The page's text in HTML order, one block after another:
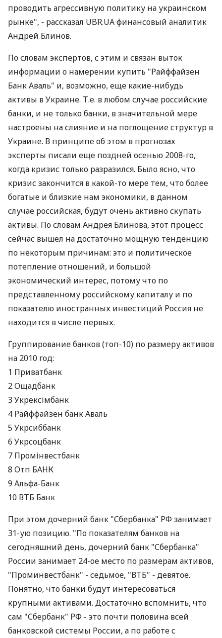
проводить агрессивную политику на украинском
рынке", - рассказал UBR.UA финансовый аналитик
Андрей Блинов.
По словам экспертов, с этим и связан выток
информации о намерении купить "Райффайзен
Банк Аваль" и, возможно, еще какие-нибудь
активы в Украине. Т.е. в любом случае российские
банки, и не только банки, в значительной мере
настроены на слияние и на поглощение структур в
Украине. В принципе об этом в прогнозах
эксперты писали еще поздней осенью 2008-го,
когда кризис только разразился. Было ясно, что
кризис закончится в какой-то мере тем, что более
богатые и близкие нам экономики, в данном
случае российская, будут очень активно скупать
активы. По словам Андрея Блинова, этот процесс
сейчас вышел на достаточно мощную тенденцию
по некоторым причинам: это и политическое
потепление отношений, и большой
экономический интерес, потому что по
представленному российскому капиталу и по
показателю иностранных инвестиций Россия не
находится в числе первых.
Группирование банков (топ-10) по размеру активов
на 2010 год:
1 Приватбанк
2 Ощадбанк
3 Укрексімбанк
4 Райффайзен банк Аваль
5 Укрсиббанк
6 Укрсоцбанк
7 Промінвестбанк
8 Отп БАНК
9 Альфа-Банк
10 ВТБ Банк
При этом дочерний банк "Сбербанка" РФ занимает
31-ую позицию. "По показателям банков на
сегодняшний день, дочерний банк "Сбербанка"
России занимает 24-ое место по размерам активов,
"Проминвестбанк" - седьмое, "ВТБ" - девятое.
Понятно, что банки будут интересоваться
крупными активами. Достаточно вспомнить, что
сам "Сбербанк" РФ - это почти половина всей
банковской системы России, а по работе с